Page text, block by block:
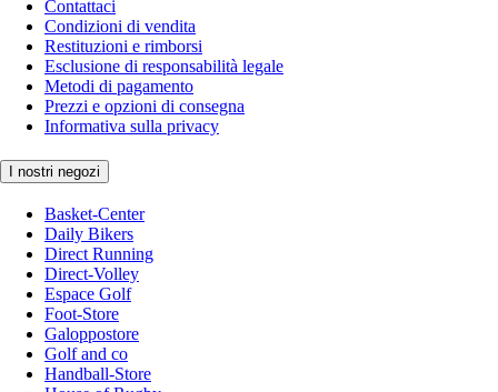
Contattaci
Condizioni di vendita
Restituzioni e rimborsi
Esclusione di responsabilità legale
Metodi di pagamento
Prezzi e opzioni di consegna
Informativa sulla privacy
I nostri negozi
Basket-Center
Daily Bikers
Direct Running
Direct-Volley
Espace Golf
Foot-Store
Galoppostore
Golf and co
Handball-Store